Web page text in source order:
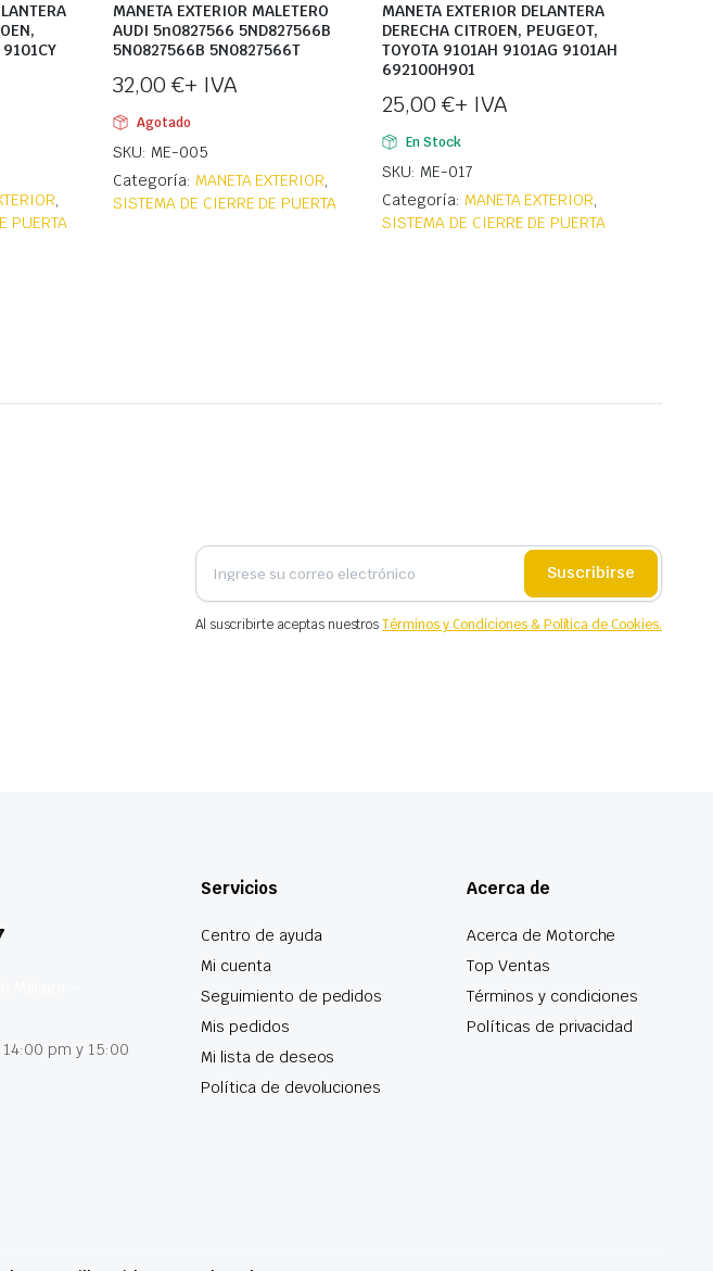
,
PUERTA
MANETA EXTERIOR MALETERO
AUDI 5n0827566 5ND827566B
5N0827566B 5N0827566T
32,00 €+ IVA
Agotado
SKU: ME-005
Categoría: MANETA EXTERIOR,
SISTEMA DE CIERRE DE PUERTA
MANETA EXTERIOR DELANTERA
DERECHA CITROEN, PEUGEOT,
TOYOTA 9101AH 9101AG 9101AH
692100H901
25,00 €+ IVA
En Stock
SKU: ME-017
Categoría: MANETA EXTERIOR,
SISTEMA DE CIERRE DE PUERTA
Suscribirse
Al suscribirte aceptas nuestrosTérminos y Condiciones & Política de Cookies.
pm y 15:00
Servicios
Centro de ayuda
Mi cuenta
Seguimiento de pedidos
Mis pedidos
Mi lista de deseos
Política de devoluciones
Acerca de
Acerca de Motorche
Top Ventas
Términos y condiciones
Políticas de privacidad